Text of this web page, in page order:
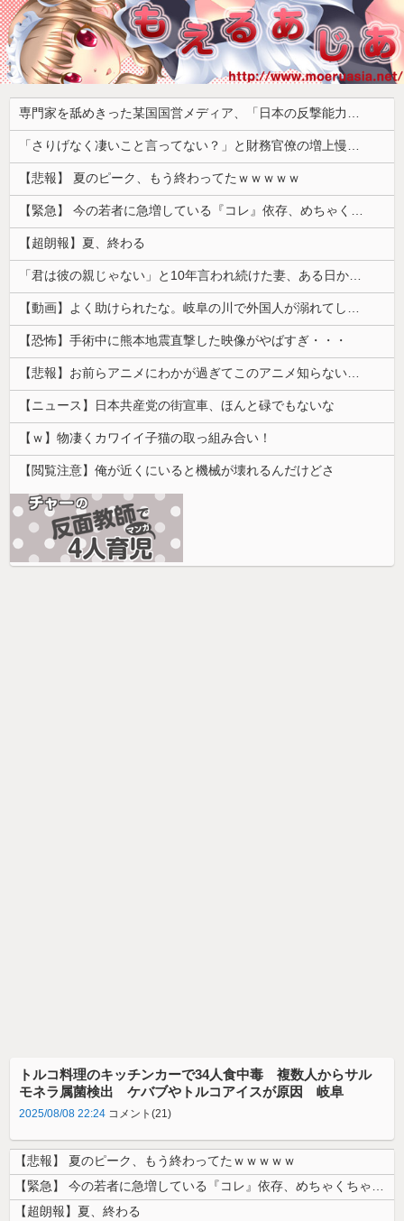
専門家を舐めきった某国国営メディア、「日本の反撃能力が地域を不安定化させている」というストーリーで番組制作を進めようとするも……
「さりげなく凄いこと言ってない？」と財務官僚の増上慢っぷりに衝撃を受ける人が続出、なぜ官僚にすぎない財務省が……
【悲報】 夏のピーク、もう終わってたｗｗｗｗｗ
【緊急】 今の若者に急増している『コレ』依存、めちゃくちゃ深刻な模様w w w w w w w w w w
【超朗報】夏、終わる
「君は彼の親じゃない」と10年言われ続けた妻、ある日から薬の管理も着替えの声かけもやめた
【動画】よく助けられたな。岐阜の川で外国人が溺れてしまう事故。
【恐怖】手術中に熊本地震直撃した映像がやばすぎ・・・
【悲報】お前らアニメにわかが過ぎてこのアニメ知らないｗｗｗｗｗ
【ニュース】日本共産党の街宣車、ほんと碌でもないな
【ｗ】物凄くカワイイ子猫の取っ組み合い！
【閲覧注意】俺が近くにいると機械が壊れるんだけどさ
トルコ料理のキッチンカーで34人食中毒 複数人からサル
モネラ属菌検出 ケバブやトルコアイスが原因 岐阜
2025/08/08 22:24 コメント(21)
【悲報】 夏のピーク、もう終わってたｗｗｗｗｗ
【緊急】 今の若者に急増している『コレ』依存、めちゃくちゃ深刻な模様w...
【超朗報】夏、終わる